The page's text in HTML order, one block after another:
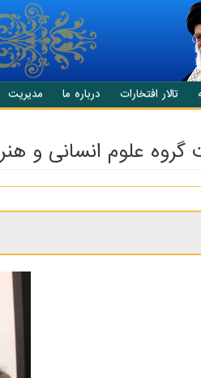
تالار افتخارات درباره ما مدیریت
علوم انسانی و هنر